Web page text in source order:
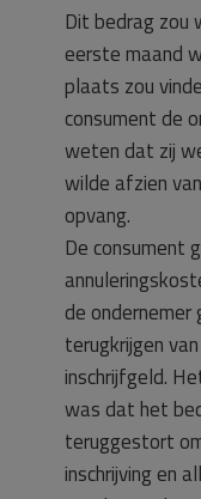
Dit bedrag zou
eerste maand
plaats zou
consument de
weten dat zij
wilde afzien
De consument
de ondernemer
terugkrijgen
inschrijfgeld.
was dat het
teruggestort
inschrijving en